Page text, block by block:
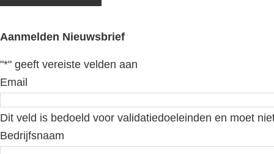
Aanmelden Nieuwsbrief
"*" geeft vereiste velden aan
Email
Dit veld is bedoeld voor validatiedoeleinden en moet
Bedrijfsnaam